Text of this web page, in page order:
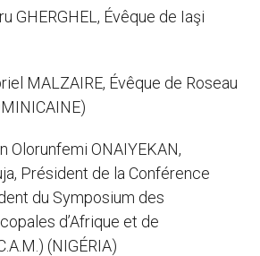
GHERGHEL, Évêque de Iaşi
MALZAIRE, Évêque de Roseau
Olorunfemi ONAIYEKAN,
Président de la Conférence
du Symposium des
d’Afrique et de
(NIGÉRIA)